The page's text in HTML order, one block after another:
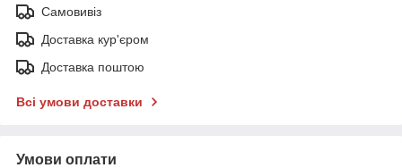
Самовивіз
Доставка кур'єром
Доставка поштою
Всі умови доставки
Умови оплати